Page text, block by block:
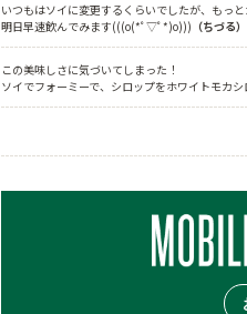
いつもはソイに変更するくらいでしたが、もっ
明日早速飲んでみます(((o(*ﾟ▽ﾟ*)o))) （ちづる）
この美味しさに気づいてしまった！
ソイでフォーミーで、シロップをホワイトモカ